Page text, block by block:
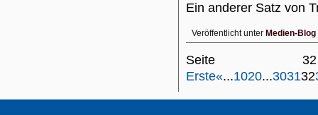
Ein anderer Satz von
Veröffentlicht unter Medien-Blog
Seite
Erste«...1020...303132